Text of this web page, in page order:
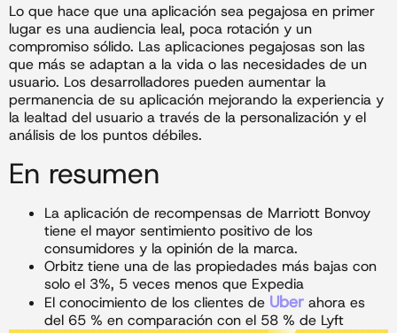
Lo que hace que una aplicación sea pegajosa en primer
lugar es una audiencia leal, poca rotación y un
compromiso sólido. Las aplicaciones pegajosas son las
que más se adaptan a la vida o las necesidades de un
usuario. Los desarrolladores pueden aumentar la
permanencia de su aplicación mejorando la experiencia y
la lealtad del usuario a través de la personalización y el
análisis de los puntos débiles.
En resumen
La aplicación de recompensas de Marriott Bonvoy
tiene el mayor sentimiento positivo de los
consumidores y la opinión de la marca.
Orbitz tiene una de las propiedades más bajas con
solo el 3%, 5 veces menos que Expedia
El conocimiento de los clientes de Uber ahora es
del 65 % en comparación con el 58 % de Lyft